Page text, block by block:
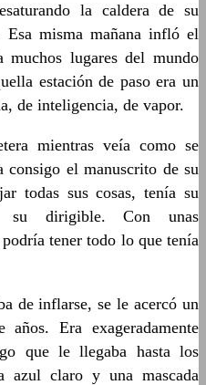
la caldera de su
Esa misma mañana infló el
lugares del mundo
estación de paso era un
de inteligencia, de vapor.
mientras veía como se
el manuscrito de su
todas sus cosas, tenía su
su dirigible. Con unas
tener todo lo que tenía
de inflarse, se le acercó un
años. Era exageradamente
que le llegaba hasta los
azul claro y una mascada